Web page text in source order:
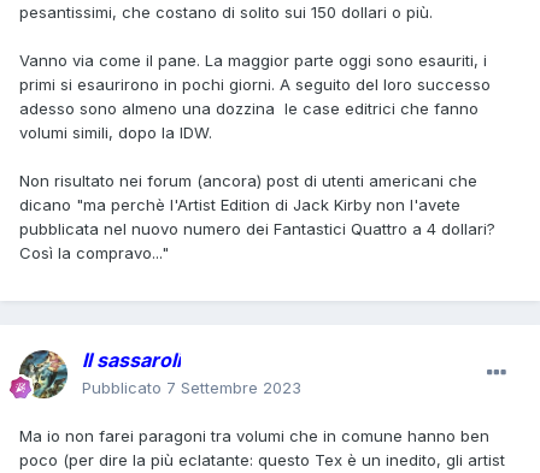
pesantissimi, che costano di solito sui 150 dollari o più.
Vanno via come il pane. La maggior parte oggi sono esauriti, i
primi si esaurirono in pochi giorni. A seguito del loro successo
adesso sono almeno una dozzina le case editrici che fanno
volumi simili, dopo la IDW.
Non risultato nei forum (ancora) post di utenti americani che
dicano "ma perchè l'Artist Edition di Jack Kirby non l'avete
pubblicata nel nuovo numero dei Fantastici Quattro a 4 dollari?
Così la compravo..."
Il sassaroli
Pubblicato 7 Settembre 2023
Ma io non farei paragoni tra volumi che in comune hanno ben
poco (per dire la più eclatante: questo Tex è un inedito, gli artist